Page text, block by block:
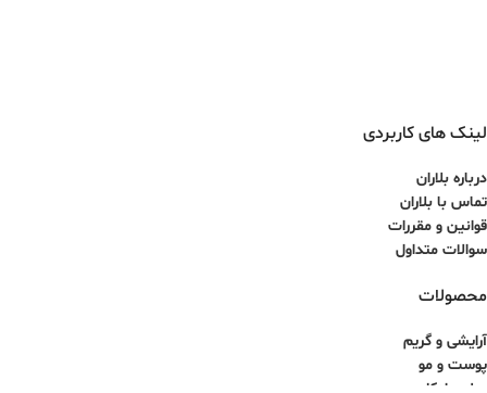
لینک های کاربردی
درباره بلاران
تماس با بلاران
قوانین و مقررات
سوالات متداول
محصولات
آرایشی و گریم
پوست و مو
عطر و ادکلن